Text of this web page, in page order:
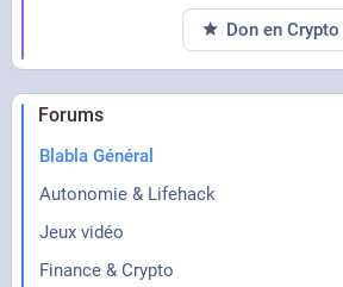
Forums
Blabla Général
Autonomie & Lifehack
Jeux vidéo
Finance & Crypto
Don en Crypto